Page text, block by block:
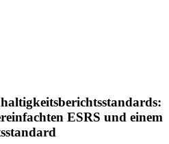
ESRS und einem